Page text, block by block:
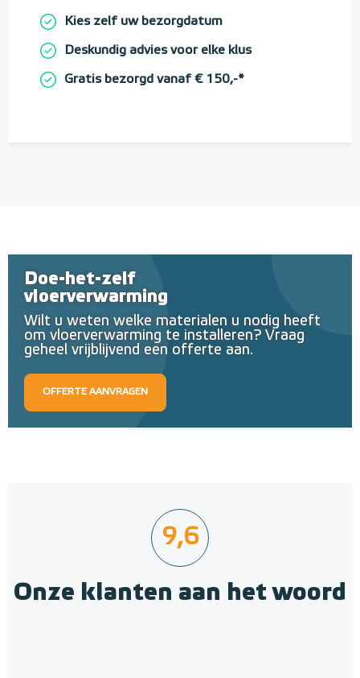
Kies zelf uw bezorgdatum
Deskundig advies voor elke klus
Gratis bezorgd vanaf € 150,-*
Doe-het-zelf
vloerverwarming
Wilt u weten welke materialen u nodig heeft
om vloerverwarming te installeren? Vraag
geheel vrijblijvend een offerte aan.
OFFERTE AANVRAGEN
9,6
Onze klanten aan het woord